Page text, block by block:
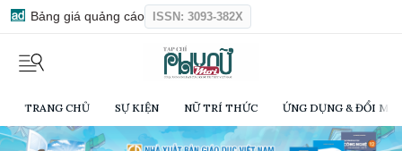
Bảng giá quảng cáo ISSN: 3093-382X
TRANG CHỦ SỰ KIỆN NỮ TRÍ THỨC ỨNG DỤNG & ĐỔI